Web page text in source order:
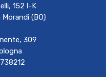
152 I-K
(BO)
309